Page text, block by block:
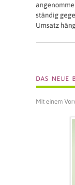
ständig
Umsatz
DAS NEUE
Mit einem